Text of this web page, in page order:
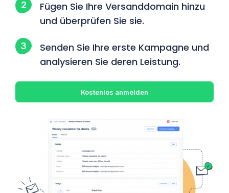
Fügen Sie Ihre Versanddomain hinzu
und überprüfen Sie sie.
Senden Sie Ihre erste Kampagne und
analysieren Sie deren Leistung.
Kostenlos anmelden